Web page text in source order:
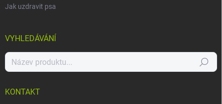
Jak uzdravit psa
VYHLEDÁVÁNÍ
Hledat
KONTAKT